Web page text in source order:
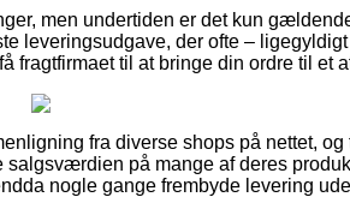
men undertiden er det kun
leveringsudgave, der ofte –
til at bringe din ordre til et
fra diverse shops på nettet,
på mange af deres
nogle gange frembyde levering